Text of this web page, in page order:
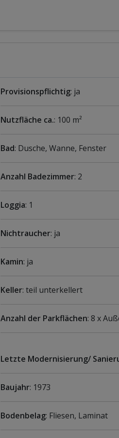
Provisionspflichtig: ja
Nutzfläche ca.: 100 m²
Bad: Dusche, Wanne, Fenster
Anzahl Badezimmer: 2
Loggia: 1
Nichtraucher: ja
Kamin: ja
Keller: teil unterkellert
Anzahl der Parkflächen: 8 x
Letzte Modernisierung/
Baujahr: 1973
Bodenbelag: Fliesen, Laminat